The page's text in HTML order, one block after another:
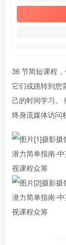
36 节简短课程
它们或跳转到您
己的时间学习。
终身流媒体访问